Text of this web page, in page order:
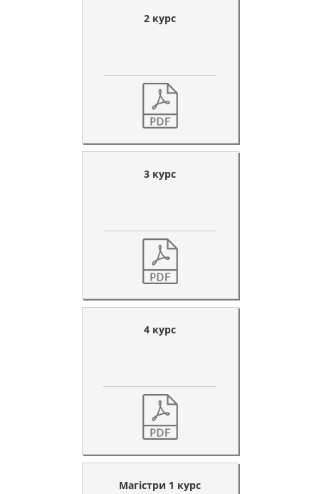
2 курс
3 курс
4 курс
Магістри 1 курс